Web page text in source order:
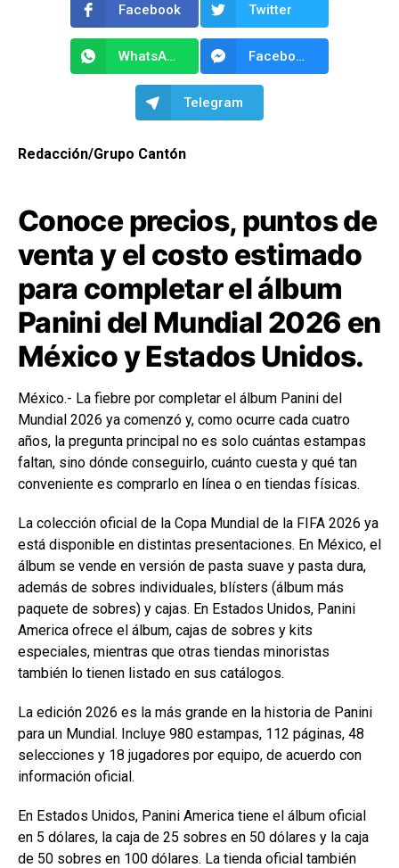
Facebook Twitter
WhatsApp Facebook Messenger
Telegram
Redacción/Grupo Cantón
Conoce precios, puntos de
venta y el costo estimado
para completar el álbum
Panini del Mundial 2026 en
México y Estados Unidos.
México.- La fiebre por completar el álbum Panini del
Mundial 2026 ya comenzó y, como ocurre cada cuatro
años, la pregunta principal no es solo cuántas estampas
faltan, sino dónde conseguirlo, cuánto cuesta y qué tan
conveniente es comprarlo en línea o en tiendas físicas.
La colección oficial de la Copa Mundial de la FIFA 2026 ya
está disponible en distintas presentaciones. En México, el
álbum se vende en versión de pasta suave y pasta dura,
además de sobres individuales, blísters (álbum más
paquete de sobres) y cajas. En Estados Unidos, Panini
America ofrece el álbum, cajas de sobres y kits
especiales, mientras que otras tiendas minoristas
también lo tienen listado en sus catálogos.
La edición 2026 es la más grande en la historia de Panini
para un Mundial. Incluye 980 estampas, 112 páginas, 48
selecciones y 18 jugadores por equipo, de acuerdo con
información oficial.
En Estados Unidos, Panini America tiene el álbum oficial
en 5 dólares, la caja de 25 sobres en 50 dólares y la caja
de 50 sobres en 100 dólares. La tienda oficial también